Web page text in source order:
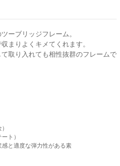
ーブリッジフレーム。
まりよくキメてくれます。
取り入れても相性抜群のフレームで
ト）
感と適度な弾力性がある素